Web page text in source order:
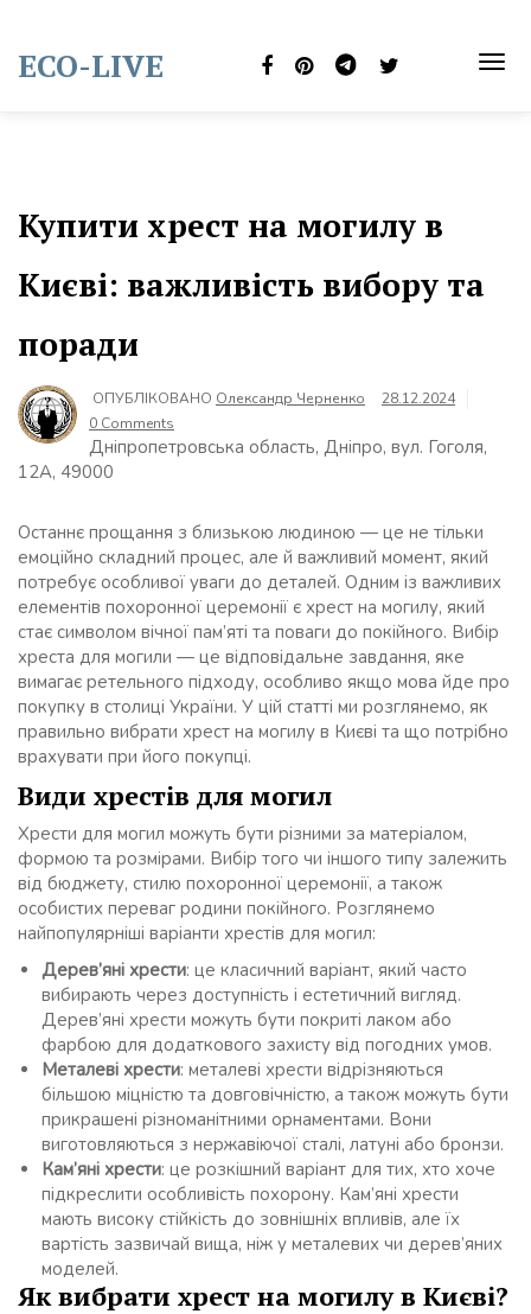
content
ECO-LIVE
Купити хрест на могилу в
Києві: важливість вибору та
поради
ОПУБЛІКОВАНО Олександр Черненко
28.12.2024
0 Comments
Дніпропетровська область, Дніпро, вул. Гоголя,
12А, 49000
Останнє прощання з близькою людиною — це не тільки
емоційно складний процес, але й важливий момент, який
потребує особливої уваги до деталей. Одним із важливих
елементів похоронної церемонії є хрест на могилу, який
стає символом вічної пам’яті та поваги до покійного. Вибір
хреста для могили — це відповідальне завдання, яке
вимагає ретельного підходу, особливо якщо мова йде про
покупку в столиці України. У цій статті ми розглянемо, як
правильно вибрати хрест на могилу в Києві та що потрібно
врахувати при його покупці.
Види хрестів для могил
Хрести для могил можуть бути різними за матеріалом,
формою та розмірами. Вибір того чи іншого типу залежить
від бюджету, стилю похоронної церемонії, а також
особистих переваг родини покійного. Розглянемо
найпопулярніші варіанти хрестів для могил:
Дерев’яні хрести: це класичний варіант, який часто
вибирають через доступність і естетичний вигляд.
Дерев’яні хрести можуть бути покриті лаком або
фарбою для додаткового захисту від погодних умов.
Металеві хрести: металеві хрести відрізняються
більшою міцністю та довговічністю, а також можуть бути
прикрашені різноманітними орнаментами. Вони
виготовляються з нержавіючої сталі, латуні або бронзи.
Кам’яні хрести: це розкішний варіант для тих, хто хоче
підкреслити особливість похорону. Кам’яні хрести
мають високу стійкість до зовнішніх впливів, але їх
вартість зазвичай вища, ніж у металевих чи дерев’яних
моделей.
Як вибрати хрест на могилу в Києві?